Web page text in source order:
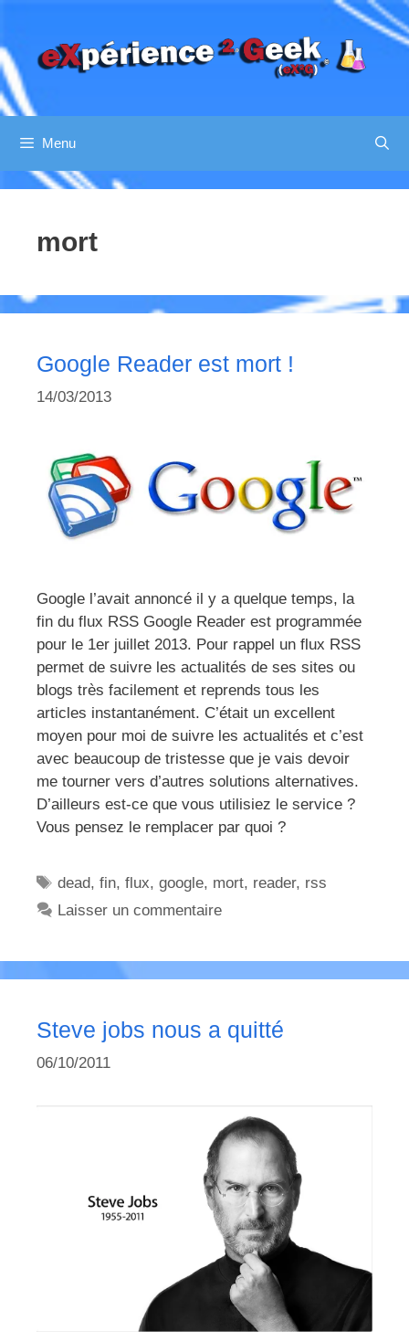
contenu
Menu
mort
Google Reader est mort !
14/03/2013
Google l’avait annoncé il y a quelque temps, la
fin du flux RSS Google Reader est programmée
pour le 1er juillet 2013. Pour rappel un flux RSS
permet de suivre les actualités de ses sites ou
blogs très facilement et reprends tous les
articles instantanément. C’était un excellent
moyen pour moi de suivre les actualités et c’est
avec beaucoup de tristesse que je vais devoir
me tourner vers d’autres solutions alternatives.
D’ailleurs est-ce que vous utilisiez le service ?
Vous pensez le remplacer par quoi ?
Étiquettes
dead,fin,flux,google, mort, reader, rss
Laisser un commentaire
Steve jobs nous a quitté
06/10/2011